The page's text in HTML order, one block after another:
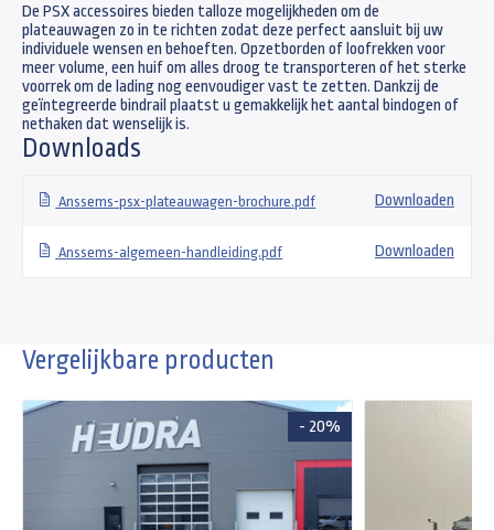
De PSX accessoires bieden talloze mogelijkheden om de
plateauwagen zo in te richten zodat deze perfect aansluit bij uw
individuele wensen en behoeften. Opzetborden of loofrekken voor
meer volume, een huif om alles droog te transporteren of het sterke
voorrek om de lading nog eenvoudiger vast te zetten. Dankzij de
geïntegreerde bindrail plaatst u gemakkelijk het aantal bindogen of
nethaken dat wenselijk is.
Downloads
Anssems-psx-plateauwagen-brochure.pdf Downloaden
Anssems-algemeen-handleiding.pdf Downloaden
Vergelijkbare producten
- 20%